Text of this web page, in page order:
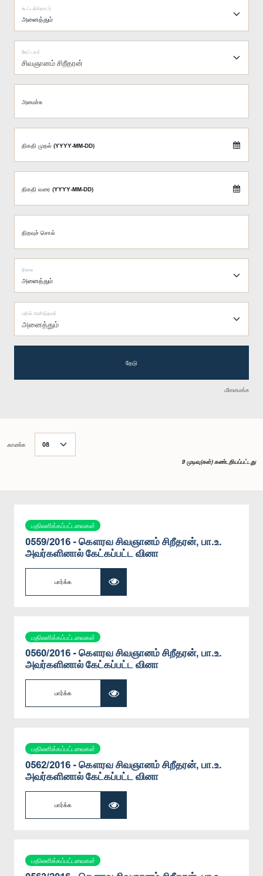
கூட்டத்தொடர்
சிவஞானம் சிறீதரன்
கேட்டவர்
அமைச்சு
திகதி முதல் (YYYY-MM-DD)
திகதி வரை (YYYY-MM-DD)
திறவுச் சொல்
நிலை
அனைத்தும்
பதில் அளித்தவர்
தேடு
மீளமைக்க
காண்க
9 முடிவு(கள்) கண்டறியப்பட்டது
பதிலளிக்கப்பட்டவைகள்
0559/2016 - கௌரவ சிவஞானம் சிறீதரன், பா.உ.
அவர்களினால் கேட்கப்பட்ட வினா
பார்க்க
பதிலளிக்கப்பட்டவைகள்
0560/2016 - கௌரவ சிவஞானம் சிறீதரன், பா.உ.
அவர்களினால் கேட்கப்பட்ட வினா
பார்க்க
பதிலளிக்கப்பட்டவைகள்
0562/2016 - கௌரவ சிவஞானம் சிறீதரன், பா.உ.
அவர்களினால் கேட்கப்பட்ட வினா
பார்க்க
பதிலளிக்கப்பட்டவைகள்